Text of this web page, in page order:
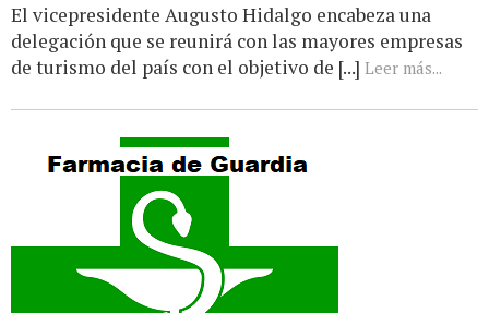
El vicepresidente Augusto Hidalgo encabeza una
delegación que se reunirá con las mayores empresas
de turismo del país con el objetivo de [...] Leer más...